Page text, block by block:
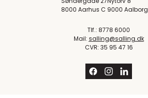
8000 Aarhus C 9000 Aalborg
Tlf.: 8778 6000
Mail: salling@salling.dk
CVR: 35 95 47 16